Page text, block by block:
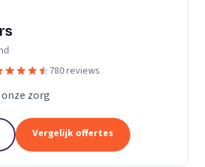
780 reviews
zorg
Vergelijk offertes